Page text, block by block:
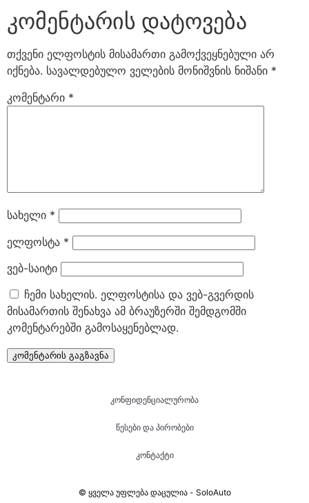
კომენტარის დატოვება
თქვენი ელფოსტის მისამართი გამოქვეყნებული არ
იქნება. სავალდებულო ველების მონიშვნის ნიშანი *
კომენტარი *
სახელი *
ელფოსტა *
ვებ-საიტი
ჩემი სახელის. ელფოსტისა და ვებ-გვერდის
მისამართის შენახვა ამ ბრაუზერში შემდგომში
კომენტარებში გამოსაყენებლად.
კონფიდენციალურობა
წესები და პირობები
კონტაქტი
© ყველა უფლება დაცულია - SoloAuto